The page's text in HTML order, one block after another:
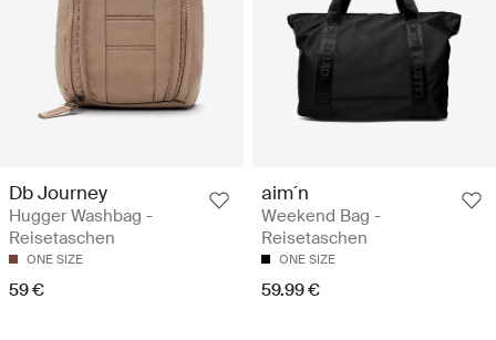
Db Journey
Hugger Washbag -
Reisetaschen
ONE SIZE
59 €
aim´n
Weekend Bag -
Reisetaschen
ONE SIZE
59.99 €